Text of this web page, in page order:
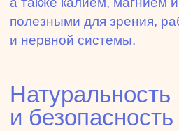
полезными для зрения,
и нервной системы.
Натуральность
и безопасность